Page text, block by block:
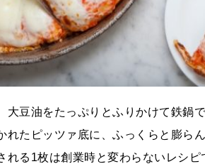
大豆油をたっぷりとふりかけて鉄鍋
れたピッツァ底に、ふっくらと膨ら
れる1枚は創業時と変わらないレシ